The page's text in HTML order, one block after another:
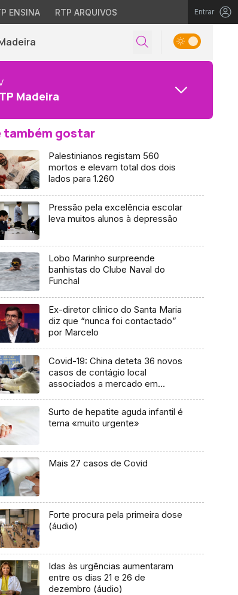
ENSINA RTP ARQUIVOS Entrar
Madeira
também gostar
Palestinianos registam 560
mortos e elevam total dos dois
lados para 1.260
Pressão pela excelência escolar
leva muitos alunos à depressão
Lobo Marinho surpreende
banhistas do Clube Naval do
Funchal
Ex-diretor clínico do Santa Maria
diz que “nunca foi contactado”
por Marcelo
Covid-19: China deteta 36 novos
casos de contágio local
associados a mercado em
Surto de hepatite aguda infantil é
tema «muito urgente»
Mais 27 casos de Covid
Forte procura pela primeira dose
(áudio)
Idas às urgências aumentaram
entre os dias 21 e 26 de
dezembro (áudio)